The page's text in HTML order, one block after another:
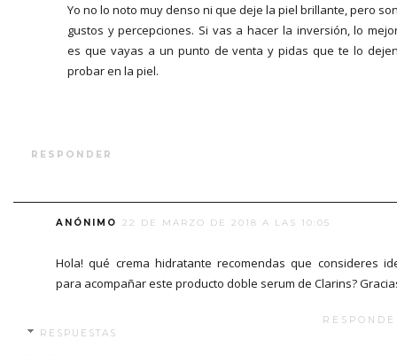
Yo no lo noto muy denso ni que deje la piel brillante, pero
gustos y percepciones. Si vas a hacer la inversión, lo
es que vayas a un punto de venta y pidas que te lo
probar en la piel.
RESPONDER
ANÓNIMO 22 DE MARZO DE 2018 A LAS 10:05
Hola! qué crema hidratante recomendas que consideres
para acompañar este producto doble serum de Clarins?
RESPUESTAS